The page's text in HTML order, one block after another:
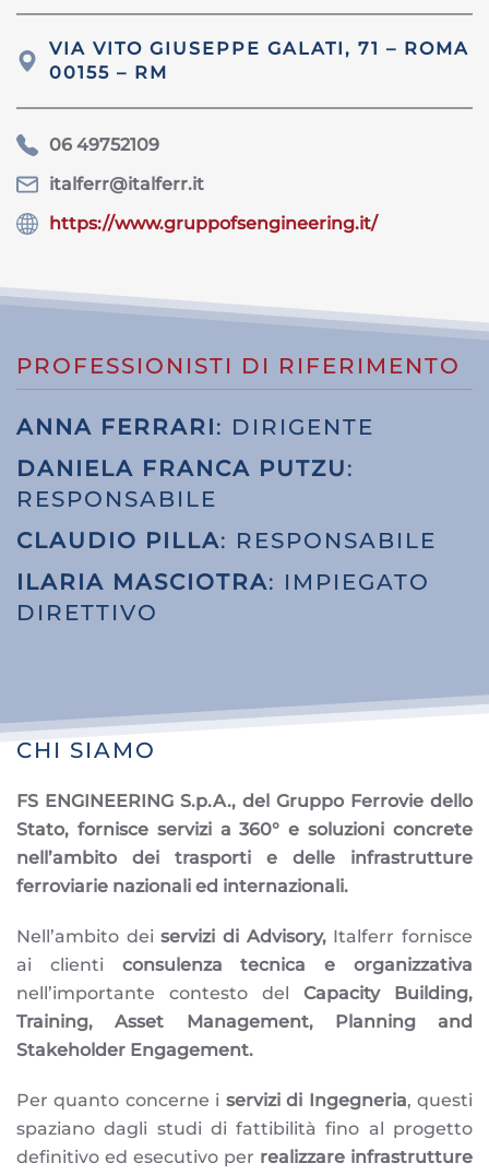
VIA VITO GIUSEPPE GALATI, 71 – ROMA
00155 – RM
06 49752109
italferr@italferr.it
https://www.gruppofsengineering.it/
PROFESSIONISTI DI RIFERIMENTO
ANNA FERRARI: DIRIGENTE
DANIELA FRANCA PUTZU:
RESPONSABILE
CLAUDIO PILLA: RESPONSABILE
ILARIA MASCIOTRA: IMPIEGATO
DIRETTIVO
CHI SIAMO
FS ENGINEERING S.p.A., del Gruppo Ferrovie dello
Stato, fornisce servizi a 360° e soluzioni concrete
nell’ambito dei trasporti e delle infrastrutture
ferroviarie nazionali ed internazionali.
Nell’ambito deiservizi di Advisory,Italferr fornisce
ai clienti consulenza tecnica e organizzativa
nell’importante contesto del Capacity Building,
Training, Asset Management, Planning and
Stakeholder Engagement.
Per quanto concerne i servizi di Ingegneria, questi
spaziano dagli studi di fattibilità fino al progetto
definitivo ed esecutivo per realizzare infrastrutture